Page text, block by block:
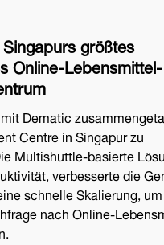
größtes
Online-Lebensmittel-
Dematic
Centre in Singapur zu
Multishuttle-basierte
verbesserte die
schnelle Skalierung,
nach Online-